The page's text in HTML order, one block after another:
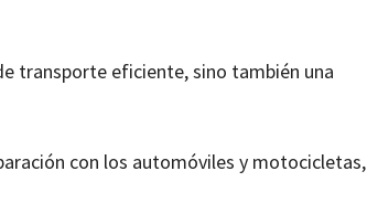
transporte eficiente, sino también una
con los automóviles y motocicletas,